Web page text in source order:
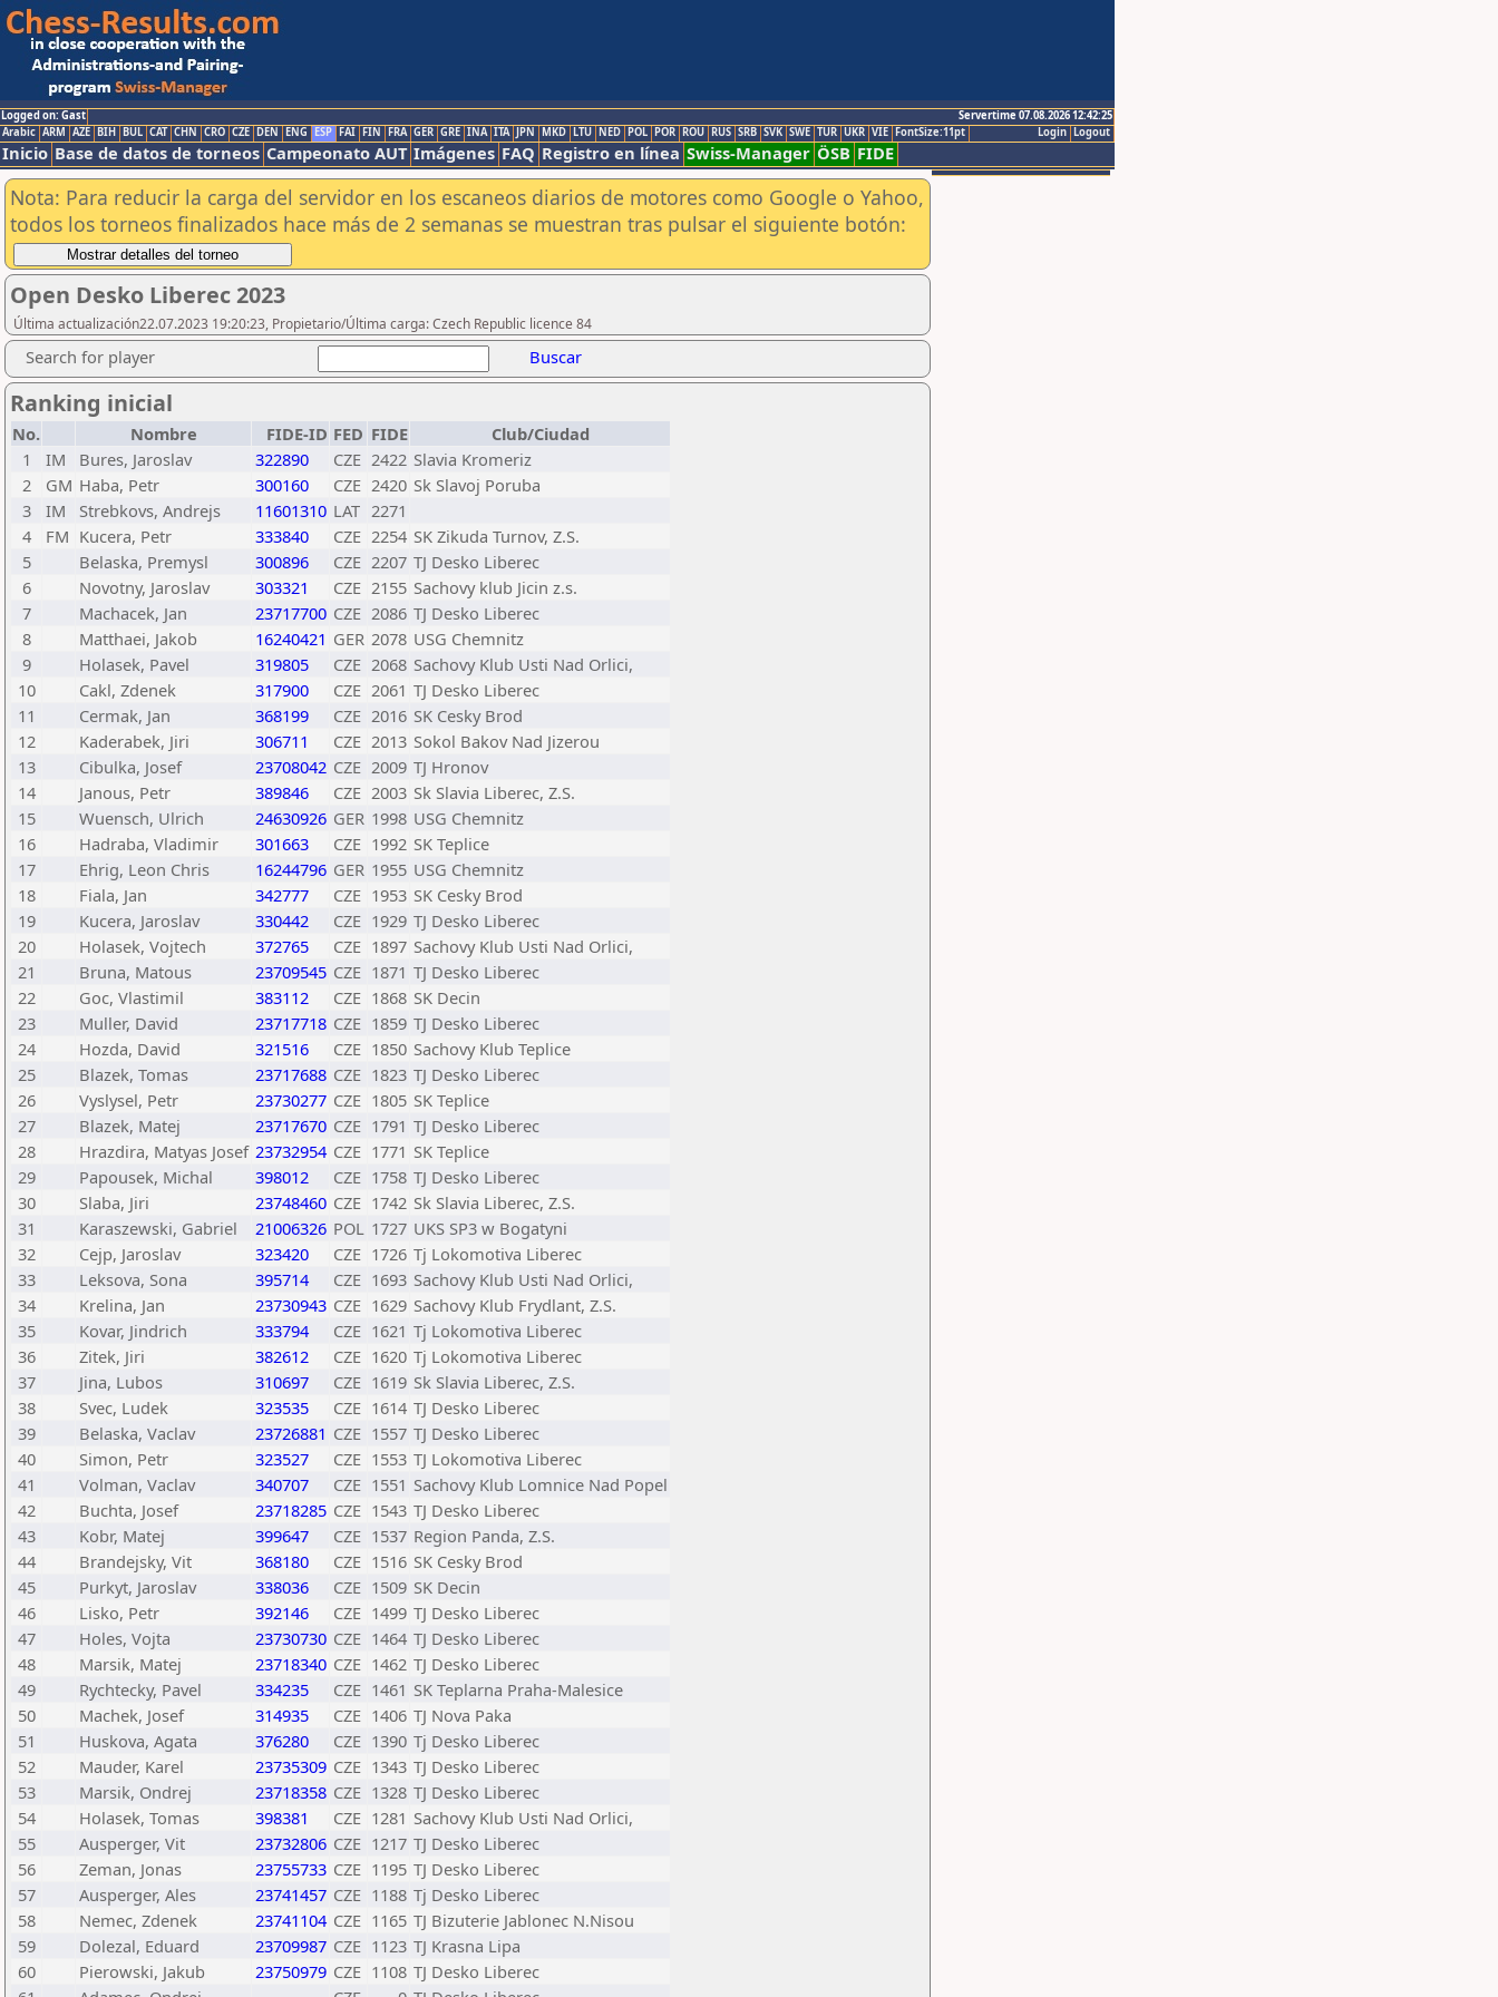
Logged on: Gast
Servertime 07.08.2026 12:42:25
Logout
Login
Arabic ARM AZE BIH BUL CAT CHN CRO CZE DEN ENG ESP FAI FIN FRA GER GRE INA ITA JPN MKD LTU NED POL POR ROU RUS SRB SVK SWE TUR UKR VIE FontSize:11pt
Inicio Base de datos de torneos Campeonato AUT Imágenes FAQ Registro en línea Swiss-Manager ÖSB FIDE
Nota: Para reducir la carga del servidor en los escaneos diarios de motores como Google o Yahoo,
todos los torneos finalizados hace más de 2 semanas se muestran tras pulsar el siguiente botón:
Open Desko Liberec 2023
Última actualización22.07.2023 19:20:23, Propietario/Última carga: Czech Republic licence 84
Search for player Buscar
Ranking inicial
No. Nombre FIDE-ID FED FIDE
Club/Ciudad
1
IM Bures, Jaroslav 322890 CZE 2422 Slavia Kromeriz
2
GM Haba, Petr 300160 CZE 2420 Sk Slavoj Poruba
3
IM Strebkovs, Andrejs 11601310 LAT 2271
4
FM Kucera, Petr 333840 CZE 2254 SK Zikuda Turnov, Z.S.
5
Belaska, Premysl 300896 CZE 2207 TJ Desko Liberec
6
Novotny, Jaroslav 303321 CZE 2155 Sachovy klub Jicin z.s.
7
Machacek, Jan 23717700 CZE 2086 TJ Desko Liberec
8
Matthaei, Jakob 16240421 GER 2078 USG Chemnitz
9
Holasek, Pavel 319805 CZE 2068 Sachovy Klub Usti Nad Orlici,
10
Cakl, Zdenek 317900 CZE 2061 TJ Desko Liberec
11
Cermak, Jan 368199 CZE 2016 SK Cesky Brod
12
Kaderabek, Jiri 306711 CZE 2013 Sokol Bakov Nad Jizerou
13
Cibulka, Josef 23708042 CZE 2009 TJ Hronov
14
Janous, Petr 389846 CZE 2003 Sk Slavia Liberec, Z.S.
15
Wuensch, Ulrich 24630926 GER 1998 USG Chemnitz
16
Hadraba, Vladimir 301663 CZE 1992 SK Teplice
17
Ehrig, Leon Chris 16244796 GER 1955 USG Chemnitz
18
Fiala, Jan 342777 CZE 1953 SK Cesky Brod
19
Kucera, Jaroslav 330442 CZE 1929 TJ Desko Liberec
20
Holasek, Vojtech 372765 CZE 1897 Sachovy Klub Usti Nad Orlici,
21
Bruna, Matous 23709545 CZE 1871 TJ Desko Liberec
22
Goc, Vlastimil 383112 CZE 1868 SK Decin
23
Muller, David 23717718 CZE 1859 TJ Desko Liberec
24
Hozda, David 321516 CZE 1850 Sachovy Klub Teplice
25
Blazek, Tomas 23717688 CZE 1823 TJ Desko Liberec
26
Vyslysel, Petr 23730277 CZE 1805 SK Teplice
27
Blazek, Matej 23717670 CZE 1791 TJ Desko Liberec
28
Hrazdira, Matyas Josef 23732954 CZE 1771 SK Teplice
29
Papousek, Michal 398012 CZE 1758 TJ Desko Liberec
30
Slaba, Jiri 23748460 CZE 1742 Sk Slavia Liberec, Z.S.
31
Karaszewski, Gabriel 21006326 POL 1727 UKS SP3 w Bogatyni
32
Cejp, Jaroslav 323420 CZE 1726 Tj Lokomotiva Liberec
33
Leksova, Sona 395714 CZE 1693 Sachovy Klub Usti Nad Orlici,
34
Krelina, Jan 23730943 CZE 1629 Sachovy Klub Frydlant, Z.S.
35
Kovar, Jindrich 333794 CZE 1621 Tj Lokomotiva Liberec
36
Zitek, Jiri 382612 CZE 1620 Tj Lokomotiva Liberec
37
Jina, Lubos 310697 CZE 1619 Sk Slavia Liberec, Z.S.
38
Svec, Ludek 323535 CZE 1614 TJ Desko Liberec
39
Belaska, Vaclav 23726881 CZE 1557 TJ Desko Liberec
40
Simon, Petr 323527 CZE 1553 TJ Lokomotiva Liberec
41
Volman, Vaclav 340707 CZE 1551 Sachovy Klub Lomnice Nad Popel
42
Buchta, Josef 23718285 CZE 1543 TJ Desko Liberec
43
Kobr, Matej 399647 CZE 1537 Region Panda, Z.S.
44
Brandejsky, Vit 368180 CZE 1516 SK Cesky Brod
45
Purkyt, Jaroslav 338036 CZE 1509 SK Decin
46
Lisko, Petr 392146 CZE 1499 TJ Desko Liberec
47
Holes, Vojta 23730730 CZE 1464 TJ Desko Liberec
48
Marsik, Matej 23718340 CZE 1462 TJ Desko Liberec
49
Rychtecky, Pavel 334235 CZE 1461 SK Teplarna Praha-Malesice
50
Machek, Josef 314935 CZE 1406 TJ Nova Paka
51
Huskova, Agata 376280 CZE 1390 Tj Desko Liberec
52
Mauder, Karel 23735309 CZE 1343 TJ Desko Liberec
53
Marsik, Ondrej 23718358 CZE 1328 TJ Desko Liberec
54
Holasek, Tomas 398381 CZE 1281 Sachovy Klub Usti Nad Orlici,
55
Ausperger, Vit 23732806 CZE 1217 TJ Desko Liberec
56
Zeman, Jonas 23755733 CZE 1195 TJ Desko Liberec
57
Ausperger, Ales 23741457 CZE 1188 Tj Desko Liberec
58
Nemec, Zdenek 23741104 CZE 1165 TJ Bizuterie Jablonec N.Nisou
59
Dolezal, Eduard 23709987 CZE 1123 TJ Krasna Lipa
60
Pierowski, Jakub 23750979 CZE 1108 TJ Desko Liberec